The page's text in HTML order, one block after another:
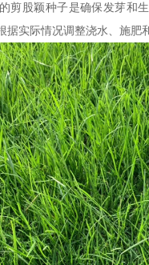
剪股颖种子是确保发芽和
据实际情况调整浇水、施肥